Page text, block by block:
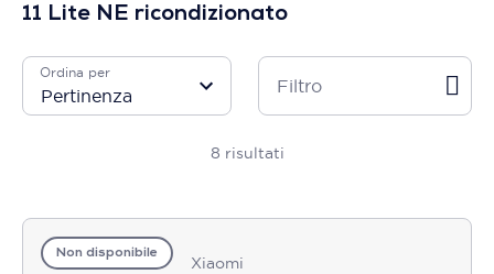
11 Lite NE ricondizionato
8 risultati
Ordina per
Filtro
Non disponibile Xiaomi